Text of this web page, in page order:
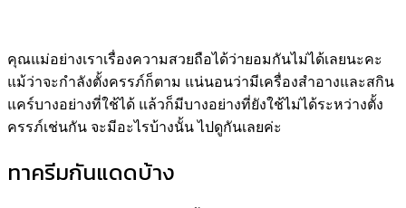
คุณแม่อย่างเราเรื่องความสวยถือได้ว่ายอมกันไม่ได้เลยนะคะ
แม้ว่าจะกำลังตั้งครรภ์ก็ตาม แน่นอนว่ามีเครื่องสำอางและสกิน
แคร์บางอย่างที่ใช้ได้ แล้วก็มีบางอย่างที่ยังใช้ไม่ได้ระหว่างตั้ง
ครรภ์เช่นกัน จะมีอะไรบ้างนั้น ไปดูกันเลยค่ะ
ทาครีมกันแดดบ้าง